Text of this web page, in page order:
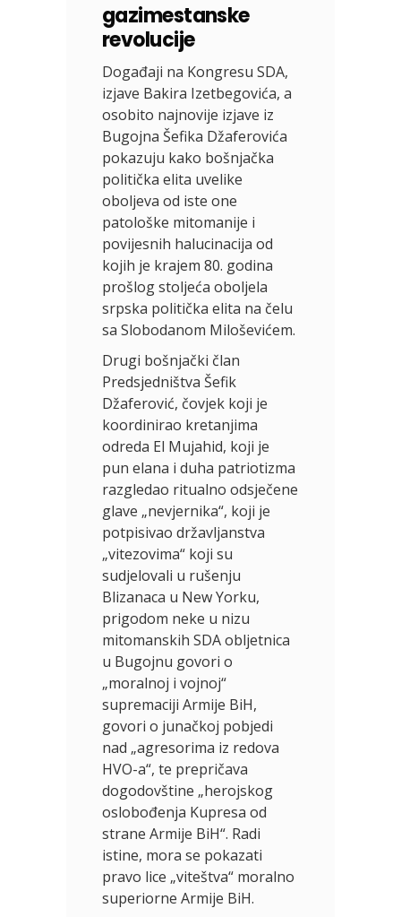
gazimestanske
revolucije
Događaji na Kongresu SDA,
izjave Bakira Izetbegovića, a
osobito najnovije izjave iz
Bugojna Šefika Džaferovića
pokazuju kako bošnjačka
politička elita uvelike
oboljeva od iste one
patološke mitomanije i
povijesnih halucinacija od
kojih je krajem 80. godina
prošlog stoljeća oboljela
srpska politička elita na čelu
sa Slobodanom Miloševićem.
Drugi bošnjački član
Predsjedništva Šefik
Džaferović, čovjek koji je
koordinirao kretanjima
odreda El Mujahid, koji je
pun elana i duha patriotizma
razgledao ritualno odsječene
glave „nevjernika“, koji je
potpisivao državljanstva
„vitezovima“ koji su
sudjelovali u rušenju
Blizanaca u New Yorku,
prigodom neke u nizu
mitomanskih SDA obljetnica
u Bugojnu govori o
„moralnoj i vojnoj“
supremaciji Armije BiH,
govori o junačkoj pobjedi
nad „agresorima iz redova
HVO-a“, te prepričava
dogodovštine „herojskog
oslobođenja Kupresa od
strane Armije BiH“. Radi
istine, mora se pokazati
pravo lice „viteštva“ moralno
superiorne Armije BiH.